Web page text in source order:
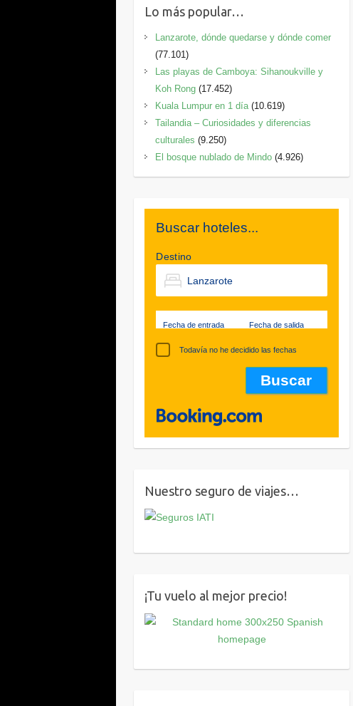
Lo más popular…
Lanzarote, dónde quedarse y dónde comer
(77.101)
Las playas de Camboya: Sihanoukville y
Koh Rong (17.452)
Kuala Lumpur en 1 día (10.619)
Tailandia – Curiosidades y diferencias
culturales (9.250)
El bosque nublado de Mindo (4.926)
Buscar hoteles...
Destino
Fecha de entrada Fecha de salida
Todavía no he decidido las fechas
Nuestro seguro de viajes…
¡Tu vuelo al mejor precio!